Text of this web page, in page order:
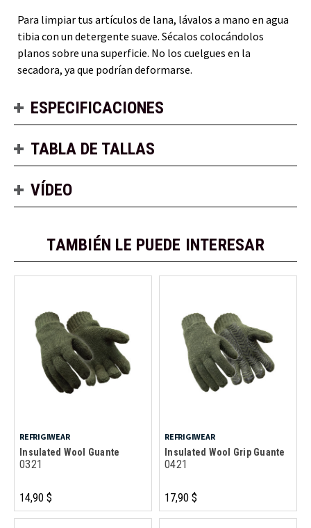
Para limpiar tus artículos de lana, lávalos a mano en agua
tibia con un detergente suave. Sécalos colocándolos
planos sobre una superficie. No los cuelgues en la
secadora, ya que podrían deformarse.
ESPECIFICACIONES
TABLA DE TALLAS
VÍDEO
TAMBIÉN LE PUEDE INTERESAR
REFRIGIWEAR
Insulated Wool Guante
0321
14,90 $
REFRIGIWEAR
Insulated Wool Grip Guante
0421
17,90 $